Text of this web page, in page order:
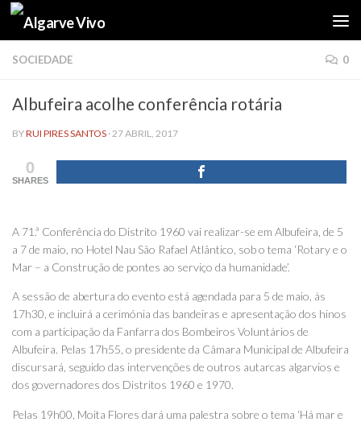
Skip to content
SOCIEDADE 0
Albufeira acolhe conferência rotária
BYRUI PIRES SANTOS ·27 ABRIL, 2017
0
SHARES
A 71.ª Conferência do Distrito 1960 vai realizar-se em Albufeira, de 5
a 7 de maio, no Hotel Nau São Rafael Atlântico, sob o tema ‘Rotary e o
Mar – a Construção de pontes ao serviço da humanidade’.
A sessão de abertura do evento está agendada para 5 de maio, às
17h30, e incluirá a cerimónia das bandeiras e apresentação dos hinos
com a participação da Fanfarra dos Bombeiros Voluntários de
Albufeira. Pelas 17h55, o presidente da Câmara Municipal de Albufeira
discursará, seguido das intervenções de outros autarcas algarvios e
dos governadores dos Distritos 1960 e 1970.
Pelas 19h00, Moita Flores dará uma palestra sobre o tema ‘Há mar e